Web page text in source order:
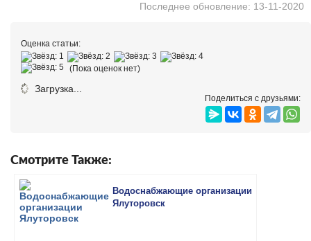
Последнее обновление: 13-11-2020
Оценка статьи:
(Пока оценок нет)
Загрузка...
Поделиться с друзьями:
Смотрите Также:
Водоснабжающие организации
Ялуторовск